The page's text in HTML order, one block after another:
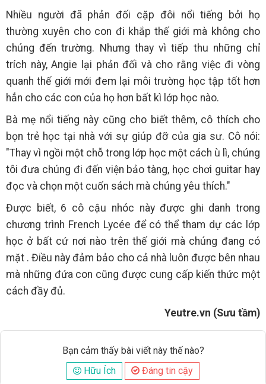
Nhiều người đã phản đối cặp đôi nổi tiếng bởi họ
thường xuyên cho con đi khắp thế giới mà không cho
chúng đến trường. Nhưng thay vì tiếp thu những chỉ
trích này, Angie lại phản đối và cho rằng việc đi vòng
quanh thế giới mới đem lại môi trường học tập tốt hơn
hẳn cho các con của họ hơn bất kì lớp học nào.
Bà mẹ nổi tiếng này cũng cho biết thêm, cô thích cho
bọn trẻ học tại nhà với sự giúp đỡ của gia sư. Cô nói:
"Thay vì ngồi một chỗ trong lớp học một cách ù lì, chúng
tôi đưa chúng đi đến viện bảo tàng, học chơi guitar hay
đọc và chọn một cuốn sách mà chúng yêu thích."
Được biết, 6 cô cậu nhóc này được ghi danh trong
chương trình French Lycée để có thể tham dự các lớp
học ở bất cứ nơi nào trên thế giới mà chúng đang có
mặt . Điều này đảm bảo cho cả nhà luôn được bên nhau
mà những đứa con cũng được cung cấp kiến thức một
cách đầy đủ.
Yeutre.vn (Sưu tầm)
Bạn cảm thấy bài viết này thế nào?
Hữu Ích
Đáng tin cậy